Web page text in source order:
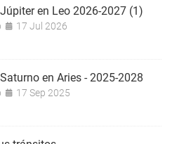
en Leo 2026-2027 (1)
17 Jul 2026
en Aries - 2025-2028
17 Sep 2025